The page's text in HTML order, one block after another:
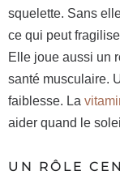
squelette. Sans
ce qui peut
Elle joue aussi un
santé musculaire.
faiblesse. La
aider quand le
UN RÔLE